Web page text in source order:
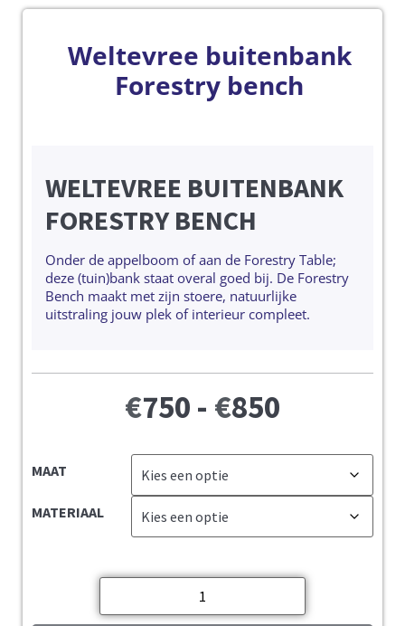
Weltevree buitenbank
Forestry bench
WELTEVREE BUITENBANK
FORESTRY BENCH
Onder de appelboom of aan de Forestry Table;
deze (tuin)bank staat overal goed bij. De Forestry
Bench maakt met zijn stoere, natuurlijke
uitstraling jouw plek of interieur compleet.
€750 - €850
MAAT
MATERIAAL